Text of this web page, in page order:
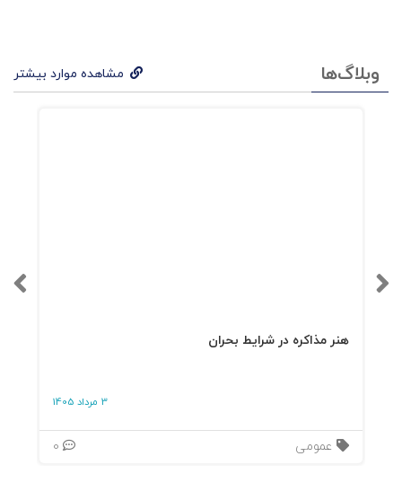
وبلاگ‌ها مشاهده موارد بیشتر
هنر مذاکره در شرایط بحران
3 مرداد 1405
عمومی